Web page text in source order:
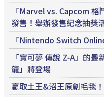
「Marvel vs. Capcom
發售！舉辦發售紀念抽獎
「Nintendo Switch
「寶可夢 傳說 Z-A」的
龍」將登場
贏取土王&沼王原創毛毯